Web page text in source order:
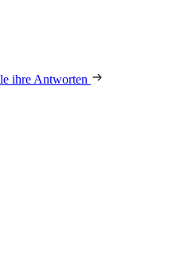
ihre Antworten